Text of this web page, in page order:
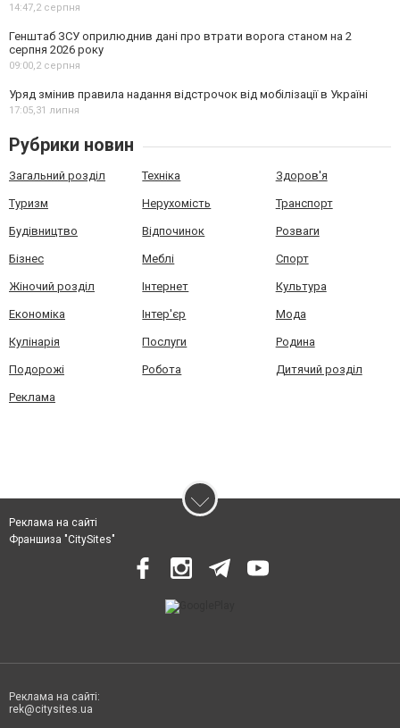
14:47,2 серпня
Генштаб ЗСУ оприлюднив дані про втрати ворога станом на 2
серпня 2026 року
09:00,2 серпня
Уряд змінив правила надання відстрочок від мобілізації в Україні
17:05,31 липня
Рубрики новин
Загальний розділ Техніка Здоров'я
Туризм Нерухомість Транспорт
Будівництво Відпочинок Розваги
Бізнес Меблі Спорт
Жіночий розділ Інтернет Культура
Економіка Інтер'єр Мода
Кулінарія Послуги Родина
Подорожі Робота Дитячий розділ
Реклама
Реклама на сайті
Франшиза "CitySites"
Реклама на сайті:
rek@citysites.ua